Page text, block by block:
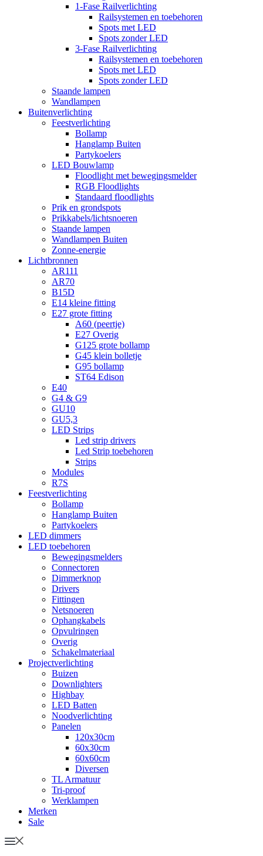
1-Fase Railverlichting
Railsystemen en toebehoren
Spots met LED
Spots zonder LED
3-Fase Railverlichting
Railsystemen en toebehoren
Spots met LED
Spots zonder LED
Staande lampen
Wandlampen
Buitenverlichting
Feestverlichting
Bollamp
Hanglamp Buiten
Partykoelers
LED Bouwlamp
Floodlight met bewegingsmelder
RGB Floodlights
Standaard floodlights
Prik en grondspots
Prikkabels/lichtsnoeren
Staande lampen
Wandlampen Buiten
Zonne-energie
Lichtbronnen
AR111
AR70
B15D
E14 kleine fitting
E27 grote fitting
A60 (peertje)
E27 Overig
G125 grote bollamp
G45 klein bolletje
G95 bollamp
ST64 Edison
E40
G4 & G9
GU10
GU5,3
LED Strips
Led strip drivers
Led Strip toebehoren
Strips
Modules
R7S
Feestverlichting
Bollamp
Hanglamp Buiten
Partykoelers
LED dimmers
LED toebehoren
Bewegingsmelders
Connectoren
Dimmerknop
Drivers
Fittingen
Netsnoeren
Ophangkabels
Opvulringen
Overig
Schakelmateriaal
Projectverlichting
Buizen
Downlighters
Highbay
LED Batten
Noodverlichting
Panelen
120x30cm
60x30cm
60x60cm
Diversen
TL Armatuur
Tri-proof
Werklampen
Merken
Sale